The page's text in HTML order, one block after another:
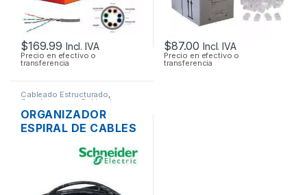
$169.99 Incl. IVA
Precio en efectivo o
transferencia
$87.00 Incl. IVA
Precio en efectivo o
transferencia
Cableado Estructurado,
Canaletas para Cableado y
Accesorios
ORGANIZADOR
ESPIRAL DE CABLES
NEGRO 12MM 10